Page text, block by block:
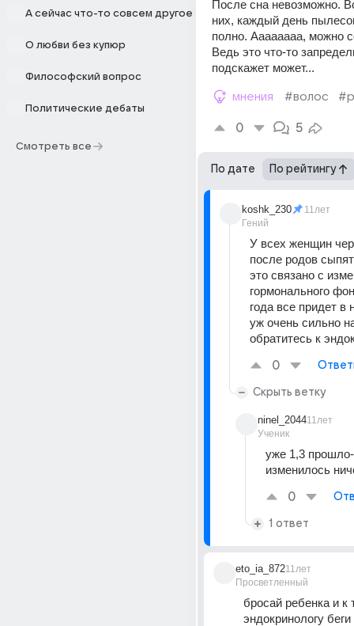
А сейчас что-то совсем другое
О любви без купюр
Философский вопрос
Политические дебаты
Смотреть все
После сна невозможно.
них, каждый день
полно. Аааааааа, можно
Ведь это что-то
подскажет может...
мнения #волос
0 5
По дате По рейтингу
koshk_230
Гений
11лет
У всех женщин
после родов
это связано с
гормонального
года все придет в
уж очень сильно
обратитесь к
0
Скрыть ветку
ninel_2044
Ученик
11лет
уже 1,3
изменилось
0
1 ответ
eto_ia_872
Просветленный
11лет
бросай ребенка и к
эндокринологу беги